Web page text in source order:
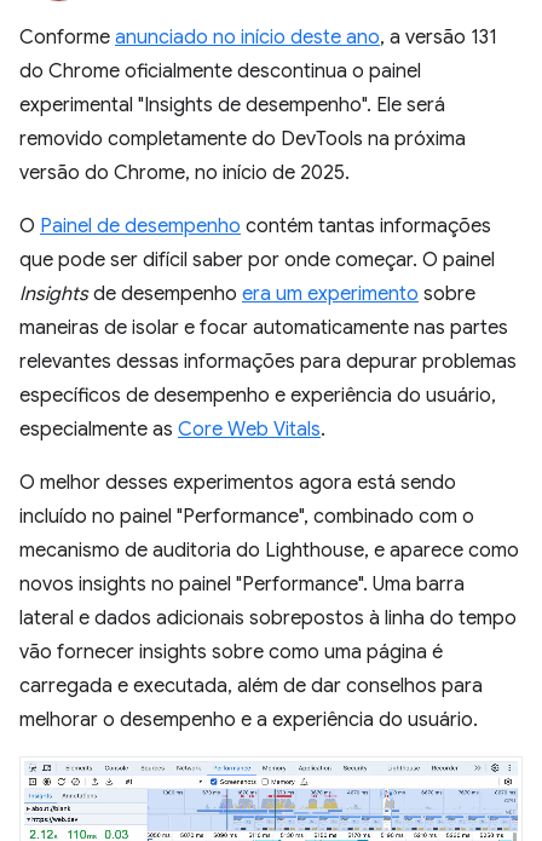
Conforme anunciado no início deste ano, a versão 131
do Chrome oficialmente descontinua o painel
experimental "Insights de desempenho". Ele será
removido completamente do DevTools na próxima
versão do Chrome, no início de 2025.
O Painel de desempenho contém tantas informações
que pode ser difícil saber por onde começar. O painel
Insightsde desempenho era um experimento sobre
maneiras de isolar e focar automaticamente nas partes
relevantes dessas informações para depurar problemas
específicos de desempenho e experiência do usuário,
especialmente as Core Web Vitals.
O melhor desses experimentos agora está sendo
incluído no painel "Performance", combinado com o
mecanismo de auditoria do Lighthouse, e aparece como
novos insights no painel "Performance". Uma barra
lateral e dados adicionais sobrepostos à linha do tempo
vão fornecer insights sobre como uma página é
carregada e executada, além de dar conselhos para
melhorar o desempenho e a experiência do usuário.